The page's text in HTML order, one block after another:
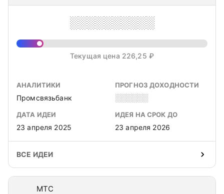
░░░░░░░░░░
Текущая цена 226,25 ₽
АНАЛИТИКИ
Промсвязьбанк
ПРОГНОЗ ДОХОДНОСТИ
░░░░░░
ДАТА ИДЕИ
23 апреля 2025
ИДЕЯ НА СРОК ДО
23 апреля 2026
ВСЕ ИДЕИ
МТС